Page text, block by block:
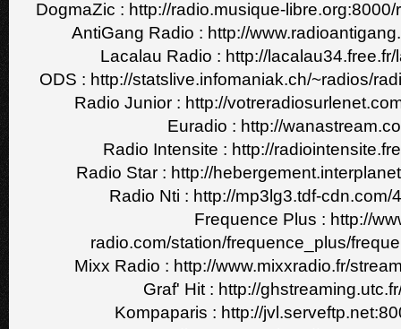
DogmaZic : http://radio.musique-
AntiGang Radio : http://
Lacalau Radio : http://
ODS : http://statslive.infomaniak.ch/~radios/
Radio Junior : http://
Euradio : http://
Radio Intensite : http://
Radio Star : http://
Radio Nti : http://mp3lg3.tdf-cdn.com/
Frequence Plus : http://
radio.com/station/frequence_plus/
Mixx Radio : http://www.mixxradio.fr/
Graf' Hit : http://
Kompaparis : http://